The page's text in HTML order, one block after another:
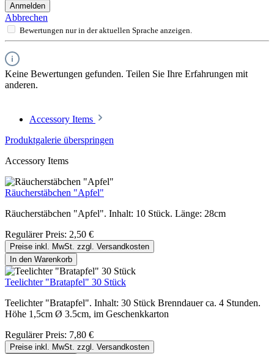
Anmelden
Abbrechen
Bewertungen nur in der aktuellen Sprache anzeigen.
Keine Bewertungen gefunden. Teilen Sie Ihre Erfahrungen mit
anderen.
Accessory Items
Produktgalerie überspringen
Accessory Items
Räucherstäbchen "Apfel"
Räucherstäbchen "Apfel". Inhalt: 10 Stück. Länge: 28cm
Regulärer Preis: 2,50 €
Preise inkl. MwSt. zzgl. Versandkosten
In den Warenkorb
Teelichter "Bratapfel" 30 Stück
Teelichter "Bratapfel". Inhalt: 30 Stück Brenndauer ca. 4 Stunden.
Höhe 1,5cm Ø 3.5cm, im Geschenkkarton
Regulärer Preis: 7,80 €
Preise inkl. MwSt. zzgl. Versandkosten